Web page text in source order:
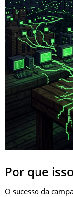
Por que
O sucesso da